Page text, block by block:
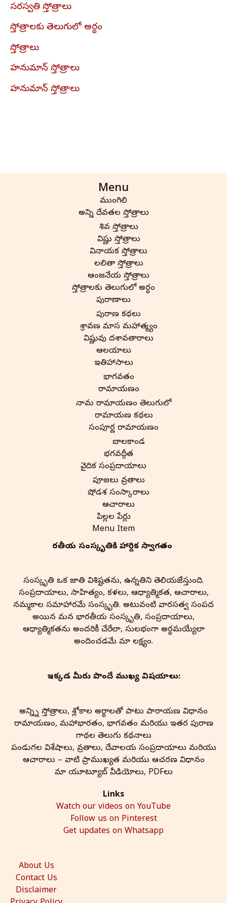
సరస్వతి స్తోత్రాలు
స్తోత్రాలకు తెలుగులో అర్థం
స్తోత్రాలు
హనుమాన్ స్తోత్రాలు
హనుమాన్ స్తోత్రాలు
Menu
ముంగిలి
అన్ని దేవతల స్తోత్రాలు
శివ స్తోత్రాలు
విష్ణు స్తోత్రాలు
వినాయక స్తోత్రాలు
లలితా స్తోత్రాలు
ఆంజనేయ స్తోత్రాలు
స్తోత్రాలకు తెలుగులో అర్థం
పురాణాలు
పురాణ కథలు
శ్రావణ మాస మహాత్మ్యం
విష్ణువు దశావతారాలు
ఆలయాలు
ఇతిహాసాలు
భాగవతం
రామాయణం
నామ రామాయణం తెలుగులో
రామాయణ కథలు
సంపూర్ణ రామాయణం
బాలకాండ
భగవద్గీత
వైదిక సంప్రదాయాలు
పూజలు వ్రతాలు
షోడశ సంస్కారాలు
ఆచారాలు
పిల్లల పేర్లు
Menu Item
భారతీయ సంస్కృతి‌కి హార్దిక స్వాగతం
సంస్కృతి ఒక జాతి విశిష్టతను, ఉన్నతిని తెలియజేస్తుంది.
సంప్రదాయాలు, సాహిత్యం, కళలు, ఆధ్యాత్మికత, ఆచారాలు,
నమ్మకాల సమాహారమే సంస్కృతి. అటువంటి వారసత్వ సంపద
అయిన మన భారతీయ సంస్కృతి, సంప్రదాయాలు,
ఆధ్యాత్మికతను అందరికీ చేరేలా, సులభంగా అర్థమయ్యేలా
అందించడమే మా లక్ష్యం.
ఇక్కడ మీరు పొందే ముఖ్య విషయాలు:
అన్న్ని స్తోత్రాలు, శ్లోకాల అర్థాలతో పాటు పారాయణ విధానం
రామాయణం, మహాభారతం, భాగవతం మరియు ఇతర పురాణ
గాథల తెలుగు కథనాలు
పండుగల విశేషాలు, వ్రతాలు, దేవాలయ సంప్రదాయాలు మరియు
ఆచారాలు – వాటి ప్రాముఖ్యత మరియు ఆచరణ విధానం
మా యూట్యూబ్ వీడియోలు, PDFలు
Links
Watch our videos on YouTube
Follow us on Pinterest
Get updates on Whatsapp
About Us
Contact Us
Disclaimer